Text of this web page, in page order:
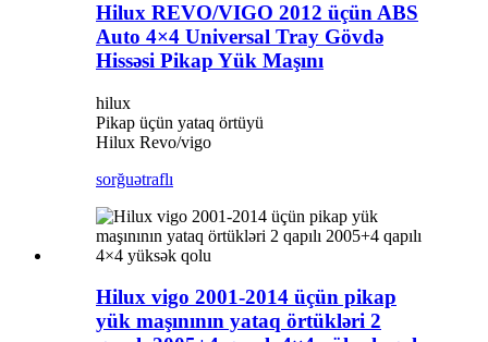
Hilux REVO/VIGO 2012 üçün ABS
Auto 4×4 Universal Tray Gövdə
Hissəsi Pikap Yük Maşını
hilux
Pikap üçün yataq örtüyü
Hilux Revo/vigo
sorğuətraflı
Hilux vigo 2001-2014 üçün pikap
yük maşınının yataq örtükləri 2